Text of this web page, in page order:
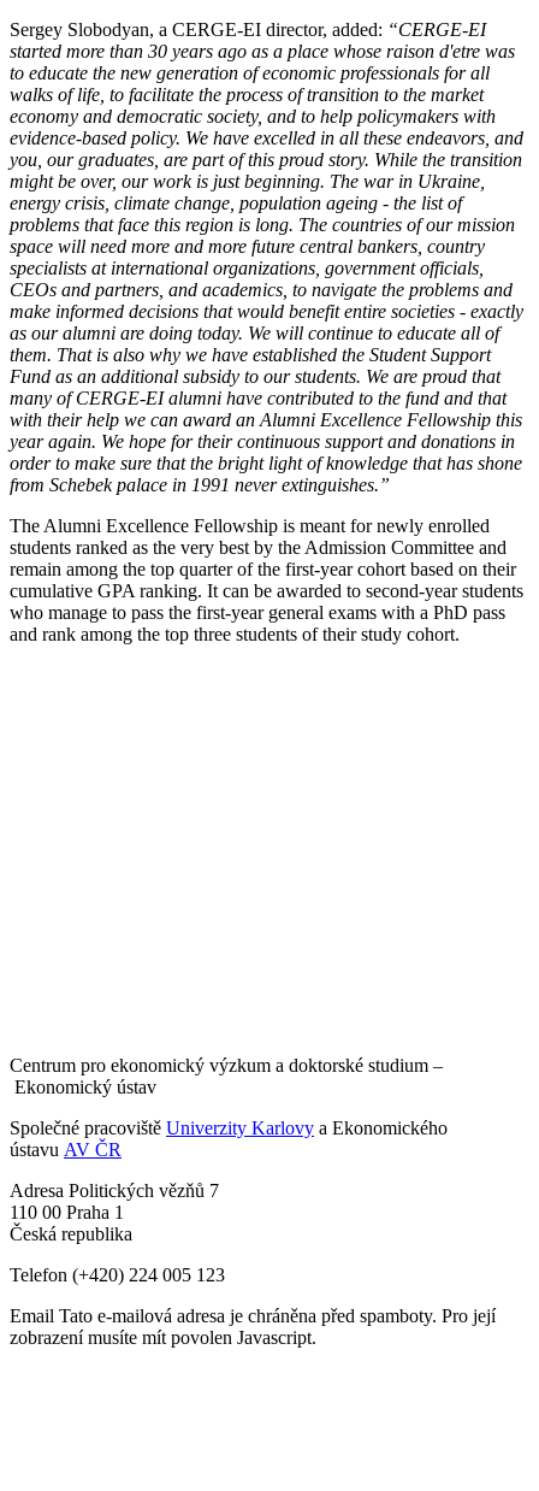
Sergey Slobodyan, a CERGE-EI director, added: “CERGE-EI
started more than 30 years ago as a place whose raison d'etre was
to educate the new generation of economic professionals for all
walks of life, to facilitate the process of transition to the market
economy and democratic society, and to help policymakers with
evidence-based policy. We have excelled in all these endeavors, and
you, our graduates, are part of this proud story. While the transition
might be over, our work is just beginning. The war in Ukraine,
energy crisis, climate change, population ageing - the list of
problems that face this region is long. The countries of our mission
space will need more and more future central bankers, country
specialists at international organizations, government officials,
CEOs and partners, and academics, to navigate the problems and
make informed decisions that would benefit entire societies - exactly
as our alumni are doing today. We will continue to educate all of
them. That is also why we have established the Student Support
Fund as an additional subsidy to our students. We are proud that
many of CERGE-EI alumni have contributed to the fund and that
with their help we can award an Alumni Excellence Fellowship this
year again. We hope for their continuous support and donations in
order to make sure that the bright light of knowledge that has shone
from Schebek palace in 1991 never extinguishes.”
The Alumni Excellence Fellowship is meant for newly enrolled
students ranked as the very best by the Admission Committee and
remain among the top quarter of the first-year cohort based on their
cumulative GPA ranking. It can be awarded to second-year students
who manage to pass the first-year general exams with a PhD pass
and rank among the top three students of their study cohort.
Centrum pro ekonomický výzkum a doktorské studium –
Ekonomický ústav
Společné pracoviště Univerzity Karlovy a Ekonomického
ústavu AV ČR
Adresa Politických vězňů 7
110 00 Praha 1
Česká republika
Telefon (+420) 224 005 123
Email Tato e-mailová adresa je chráněna před spamboty. Pro její
zobrazení musíte mít povolen Javascript.